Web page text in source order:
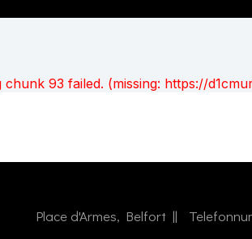
chunk 93 failed. (missing: https://
Place d'Armes, Belfort